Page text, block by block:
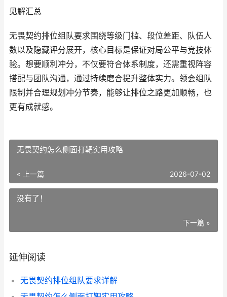
见解汇总
无畏契约排位组队要求围绕等级门槛、段位差距、队伍人
数以及隐藏评分展开，核心目标是保证对局公平与竞技体
验。想要顺利冲分，不仅要符合体系制度，还需重视阵容
搭配与团队沟通，通过持续磨合提升整体实力。领会组队
限制并合理规划冲分节奏，能够让排位之路更加顺畅，也
更有成就感。
无畏契约怎么侧面打靶实用攻略
« 上一篇 2026-07-02
没有了！
下一篇 »
延伸阅读
无畏契约排位组队要求详解